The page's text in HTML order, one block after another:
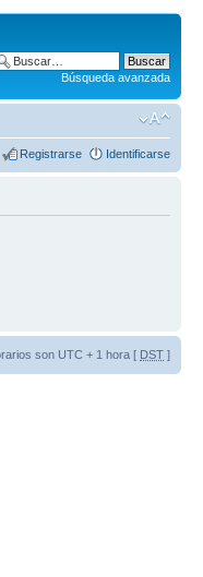
Búsqueda avanzada
Registrarse Identificarse
son UTC + 1 hora [ DST ]